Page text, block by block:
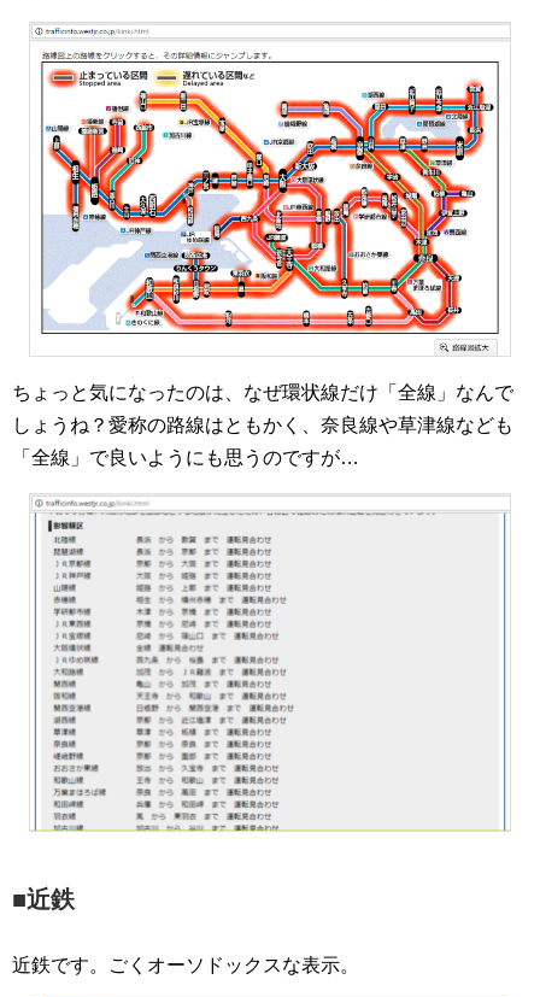
ちょっと気になったのは、なぜ環状線だけ「全線」なんで
しょうね？愛称の路線はともかく、奈良線や草津線なども
「全線」で良いようにも思うのですが…
■近鉄
近鉄です。ごくオーソドックスな表示。